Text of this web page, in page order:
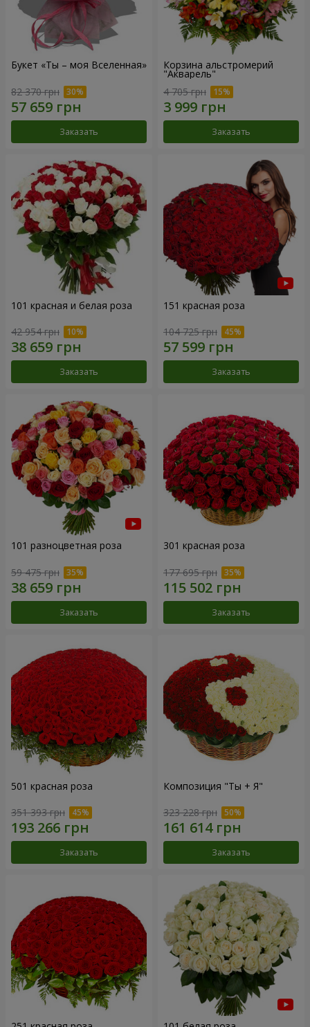
Букет «Ты – моя Вселенная»
82 370 грн
Заказать
Корзина альстромерий
"Акварель"
4 705 грн
Заказать
101 красная и белая роза
42 954 грн
Заказать
151 красная роза
104 725 грн
Заказать
101 разноцветная роза
59 475 грн
Заказать
301 красная роза
177 695 грн
Заказать
501 красная роза
351 393 грн
Заказать
Композиция "Ты + Я"
323 228 грн
Заказать